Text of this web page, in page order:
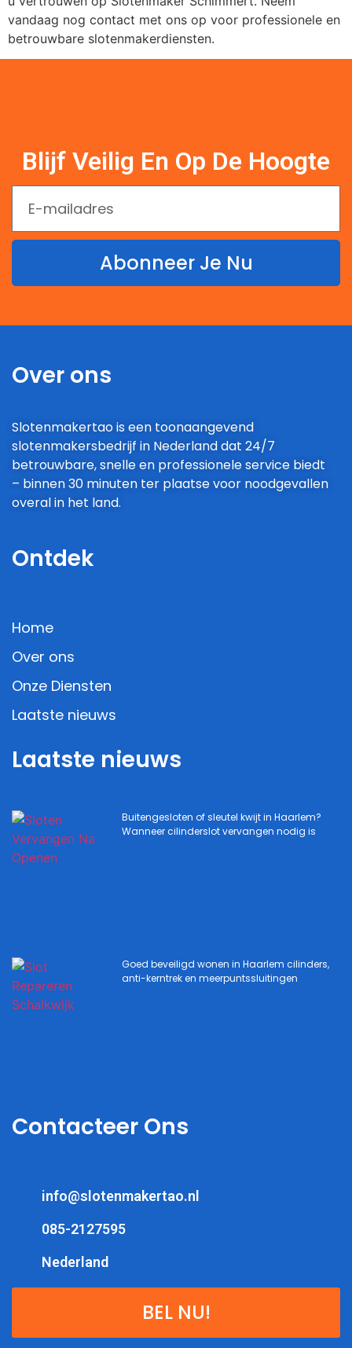
vandaag nog contact met ons op voor professionele en
betrouwbare slotenmakerdiensten.
Blijf Veilig En Op De Hoogte
Abonneer Je Nu
Over ons
Slotenmakertao is een toonaangevend
slotenmakersbedrijf in Nederland dat 24/7
betrouwbare, snelle en professionele service biedt
– binnen 30 minuten ter plaatse voor noodgevallen
overal in het land.
Ontdek
Home
Over ons
Onze Diensten
Laatste nieuws
Laatste nieuws
Buitengesloten of sleutel kwijt in Haarlem?
Wanneer cilinderslot vervangen nodig is
Goed beveiligd wonen in Haarlem cilinders,
anti-kerntrek en meerpuntssluitingen
Contacteer Ons
info@slotenmakertao.nl
085-2127595
Nederland
BEL NU!